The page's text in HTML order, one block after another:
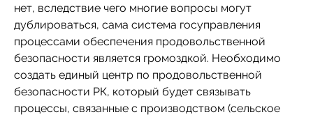
нет, вследствие чего многие вопросы могут
дублироваться, сама система госуправления
процессами обеспечения продовольственной
безопасности является громоздкой. Необходимо
создать единый центр по продовольственной
безопасности РК, который будет связывать
процессы, связанные с производством (сельское